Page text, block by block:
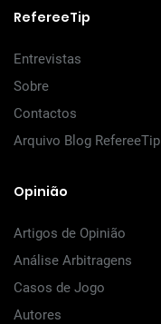
RefereeTip
Entrevistas
Sobre
Contactos
Arquivo Blog RefereeTip
Opinião
Artigos de Opinião
Análise Arbitragens
Casos de Jogo
Autores